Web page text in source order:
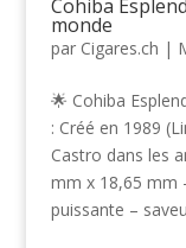
Cohiba
monde
par Cigares.ch |
🌟 Cohiba
: Créé en 1989
Castro dans les
mm x 18,65 mm
puissante –